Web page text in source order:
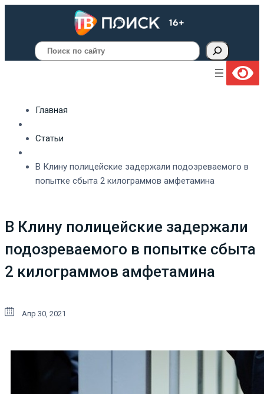
Поиск
Главная
Статьи
В Клину полицейские задержали подозреваемого в
попытке сбыта 2 килограммов амфетамина
В Клину полицейские задержали
подозреваемого в попытке сбыта
2 килограммов амфетамина
Апр 30, 2021